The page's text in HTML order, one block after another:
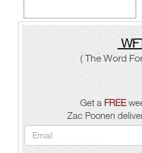
( The Word
Get a FREE
Zac Poonen